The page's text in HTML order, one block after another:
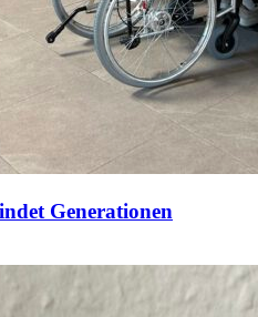
Generationen